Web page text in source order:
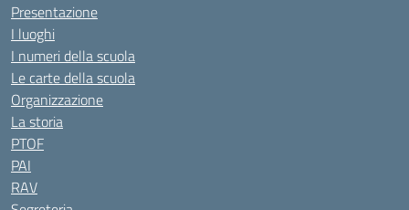
Presentazione
I luoghi
I numeri della scuola
Le carte della scuola
Organizzazione
La storia
PTOF
PAI
RAV